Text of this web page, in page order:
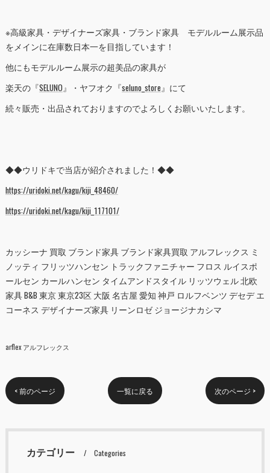
※高級家具・デザイナーズ家具・ブランド家具 モデルルーム展示品
をメインに在庫数日本一を目指しています！
他にもモデルルーム展示の超美品の家具が
楽天の『SELUNO』・ヤフオク『seluno_store』にて
続々販売・出品されておりますのでよろしくお願いいたします。
◆◆ウリドキで当店が紹介されました！◆◆
https://uridoki.net/kagu/kiji_48460/
https://uridoki.net/kagu/kiji_117101/
カッシーナ 買取 ブランド家具 ブランド家具買取 アルフレックス ミ
ノッティ フリッツハンセン トラックファニチャー フロス ルイスポ
ールセン カールハンセン タイムアンドスタイル リッツウェル 北欧
家具 B&B 東京 東京23区 大阪 名古屋 愛知 神戸 ロルフベンツ デセデ エ
コーネス デザイナーズ家具 リーンロゼ ジョージナカシマ
arflex アルフレックス
< 前のページ 一覧に戻る 次のページ >
カテゴリー Categories